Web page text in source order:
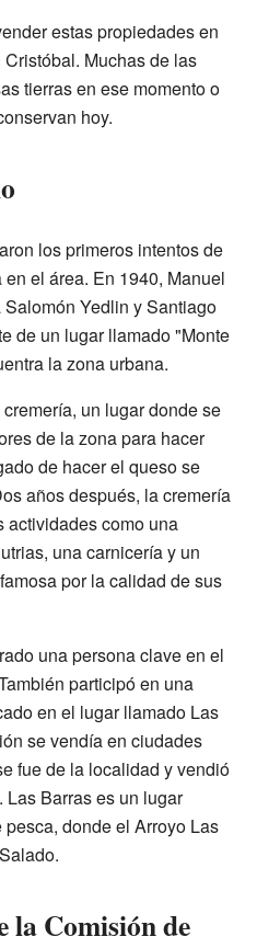
estas propiedades en
Muchas de las
tierras en ese momento o
hoy.
los primeros intentos de
el área. En 1940, Manuel
Yedlin y Santiago
de un lugar llamado "Monte
la zona urbana.
un lugar donde se
de la zona para hacer
de hacer el queso se
años después, la cremería
actividades como una
una carnicería y un
por la calidad de sus
una persona clave en el
participó en una
en el lugar llamado Las
se vendía en ciudades
fue de la localidad y vendió
Barras es un lugar
donde el Arroyo Las
la Comisión de